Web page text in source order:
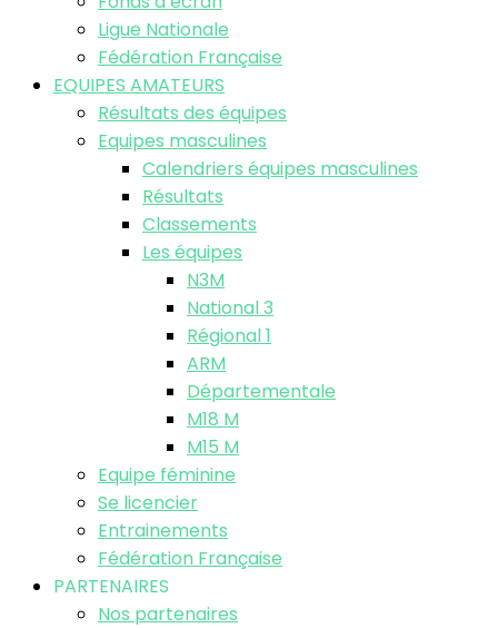
Ligue Nationale
Fédération Française
EQUIPES AMATEURS
Résultats des équipes
Equipes masculines
Calendriers équipes masculines
Résultats
Classements
Les équipes
N3M
National 3
Régional 1
ARM
Départementale
M18 M
M15 M
Equipe féminine
Se licencier
Entrainements
Fédération Française
PARTENAIRES
Nos partenaires